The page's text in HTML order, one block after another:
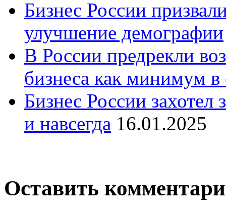
Бизнес России
улучшение демографии
В России предрекли
бизнеса как минимум в
Бизнес России захотел
и навсегда 16.01.2025
Оставить